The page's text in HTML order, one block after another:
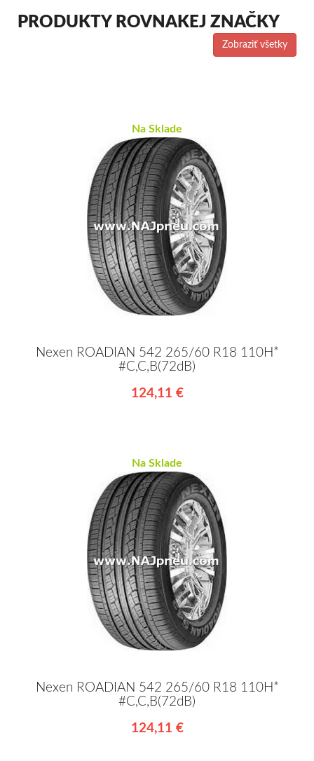
PRODUKTY ROVNAKEJ ZNAČKY
Zobraziť všetky
Na Sklade
Nexen ROADIAN 542 265/60 R18 110H*
#C,C,B(72dB)
124,11 €
Na Sklade
Nexen ROADIAN 542 265/60 R18 110H*
#C,C,B(72dB)
124,11 €